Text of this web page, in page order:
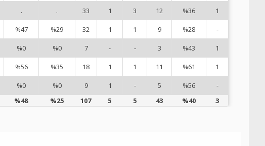
. . 33 1 3 12 %36 1
%47 %29 32 1 1 9 %28 -
%0 %0 7 - - 3 %43 1
%56 %35 18 1 1 11 %61 1
%0 %0 9 1 - 5 %56
-
%48 %25 107 5 5 43 %40 3